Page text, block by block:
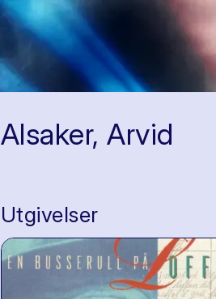
Alsaker, Arvid
Utgivelser